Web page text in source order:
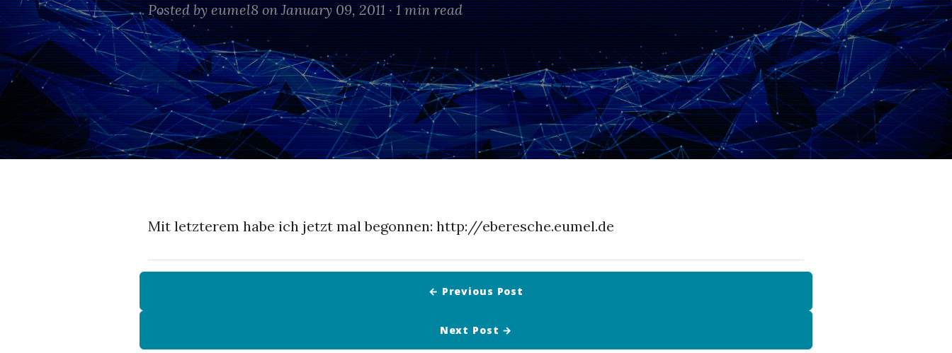
Posted byeumel8on January 09, 2011 ·1 min read
Mit letzterem habe ich jetzt mal begonnen: http://eberesche.eumel.de
← Previous Post
Next Post →